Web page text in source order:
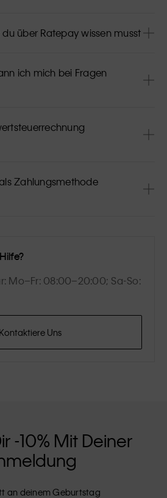
über Ratepay wissen musst
ich mich bei Fragen
Zahlungsmethode
Mo–Fr: 08:00–20:00; Sa-So:
Kontaktiere Uns
-10% Mit Deiner
an deinem Geburtstag